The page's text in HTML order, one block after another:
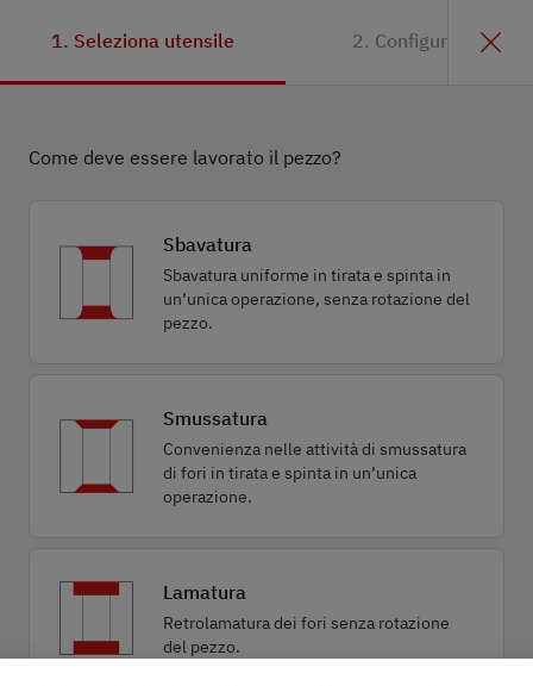
1. Seleziona utensile 2. Configurazione
Come deve essere lavorato il pezzo?
Sbavatura
Sbavatura uniforme in tirata e spinta in
un’unica operazione, senza rotazione del
pezzo.
Smussatura
Convenienza nelle attività di smussatura
di fori in tirata e spinta in un’unica
operazione.
Lamatura
Retrolamatura dei fori senza rotazione
del pezzo.